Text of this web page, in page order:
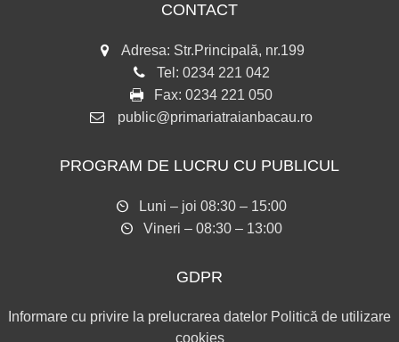
CONTACT
Adresa: Str.Principală, nr.199
Tel: 0234 221 042
Fax: 0234 221 050
public@primariatraianbacau.ro
PROGRAM DE LUCRU CU PUBLICUL
Luni – joi 08:30 – 15:00
Vineri – 08:30 – 13:00
GDPR
Informare cu privire la prelucrarea datelor Politică de utilizare
cookies